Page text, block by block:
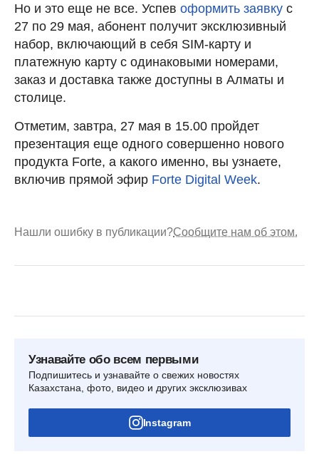
Но и это еще не все. Успев оформить заявку с
27 по 29 мая, абонент получит эксклюзивный
набор, включающий в себя SIM-карту и
платежную карту с одинаковыми номерами,
заказ и доставка также доступны в Алматы и
столице.
Отметим, завтра, 27 мая в 15.00 пройдет
презентация еще одного совершенно нового
продукта Forte, а какого именно, вы узнаете,
включив прямой эфир Forte Digital Week.
Нашли ошибку в публикации?Сообщите нам об этом.
Узнавайте обо всем первыми
Подпишитесь и узнавайте о свежих новостях
Казахстана, фото, видео и других эксклюзивах
Instagram